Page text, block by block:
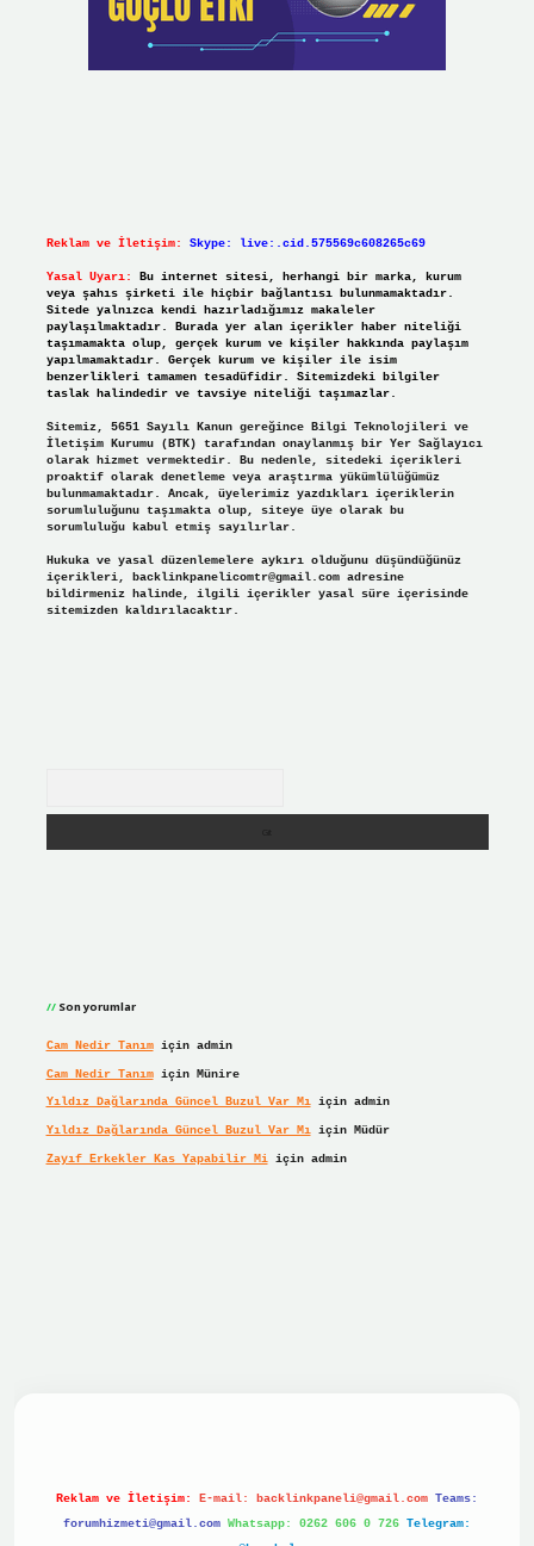
Reklam ve İletişim: Skype: live:.cid.575569c608265c69
Yasal Uyarı:
Bu internet sitesi, herhangi bir marka, kurum
veya şahıs şirketi ile hiçbir bağlantısı bulunmamaktadır.
Sitede yalnızca kendi hazırladığımız makaleler
paylaşılmaktadır. Burada yer alan içerikler haber niteliği
taşımamakta olup, gerçek kurum ve kişiler hakkında paylaşım
yapılmamaktadır. Gerçek kurum ve kişiler ile isim
benzerlikleri tamamen tesadüfidir. Sitemizdeki bilgiler
taslak halindedir ve tavsiye niteliği taşımazlar.
Sitemiz, 5651 Sayılı Kanun gereğince Bilgi Teknolojileri ve
İletişim Kurumu (BTK) tarafından onaylanmış bir Yer Sağlayıcı
olarak hizmet vermektedir. Bu nedenle, sitedeki içerikleri
proaktif olarak denetleme veya araştırma yükümlülüğümüz
bulunmamaktadır. Ancak, üyelerimiz yazdıkları içeriklerin
sorumluluğunu taşımakta olup, siteye üye olarak bu
sorumluluğu kabul etmiş sayılırlar.
Hukuka ve yasal düzenlemelere aykırı olduğunu düşündüğünüz
içerikleri, backlinkpanelicomtr@gmail.comadresine
bildirmeniz halinde, ilgili içerikler yasal süre içerisinde
sitemizden kaldırılacaktır.
Son yorumlar
Cam Nedir Tanımiçin admin
Cam Nedir Tanımiçin Münire
Yıldız Dağlarında Güncel Buzul Var Mıiçin admin
Yıldız Dağlarında Güncel Buzul Var Mıiçin Müdür
Zayıf Erkekler Kas Yapabilir Miiçin admin
Reklam ve İletişim: E-mail: backlinkpaneli@gmail.com Teams:
forumhizmeti@gmail.com Whatsapp: 0262 606 0 726 Telegram: